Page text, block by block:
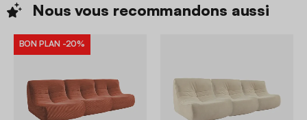
Nous vous recommandons aussi
BON PLAN -20%